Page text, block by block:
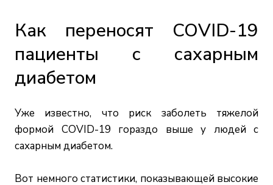
Как переносят COVID-19
пациенты с сахарным
диабетом
Уже известно, что риск заболеть тяжелой
формой COVID-19 гораздо выше у людей с
сахарным диабетом.
Вот немного статистики, показывающей высокие